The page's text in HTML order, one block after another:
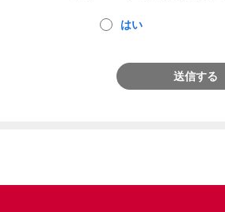
はい
送信する